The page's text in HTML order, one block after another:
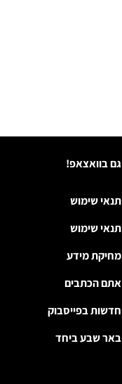
גם בוואצאפ!
תנאי שימוש
תנאי שימוש
מחיקת מידע
אתם הכתבים
חדשות בפייסבוק
באר שבע ביחד